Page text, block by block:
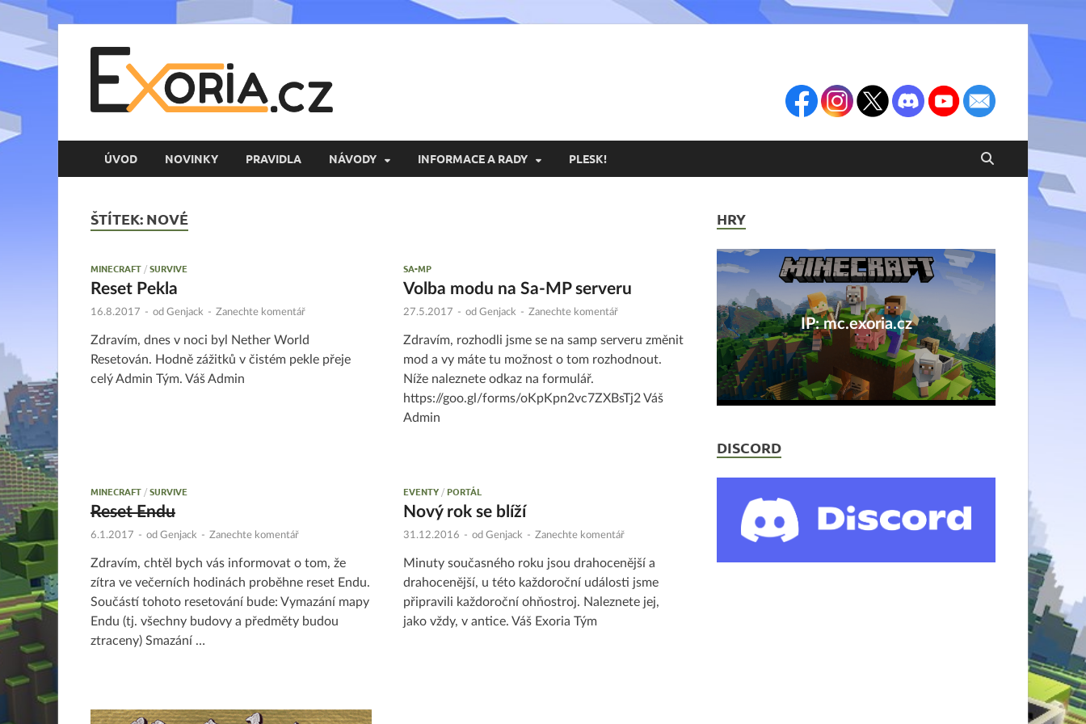
ÚVOD NOVINKY PRAVIDLA NÁVODY INFORMACE A RADY PLESK!
ŠTÍTEK: NOVÉ
MINECRAFT /SURVIVE
Reset Pekla
16.8.2017 - od Genjack - Zanechte komentář
Zdravím, dnes v noci byl Nether World
Resetován. Hodně zážitků v čistém pekle přeje
celý Admin Tým. Váš Admin
SA-MP
Volba modu na Sa-MP serveru
27.5.2017 - od Genjack - Zanechte komentář
Zdravím, rozhodli jsme se na samp serveru změnit
mod a vy máte tu možnost o tom rozhodnout.
Níže naleznete odkaz na formulář.
https://goo.gl/forms/oKpKpn2vc7ZXBsTj2 Váš
Admin
MINECRAFT /SURVIVE
Reset Endu
6.1.2017 - od Genjack - Zanechte komentář
Zdravím, chtěl bych vás informovat o tom, že
zítra ve večerních hodinách proběhne reset Endu.
Součástí tohoto resetování bude: Vymazání mapy
Endu (tj. všechny budovy a předměty budou
ztraceny) Smazání …
EVENTY /PORTÁL
Nový rok se blíží
31.12.2016 - od Genjack - Zanechte komentář
Minuty současného roku jsou drahocenější a
drahocenější, u této každoroční události jsme
připravili každoroční ohňostroj. Naleznete jej,
jako vždy, v antice. Váš Exoria Tým
HRY
IP: mc.exoria.cz
DISCORD